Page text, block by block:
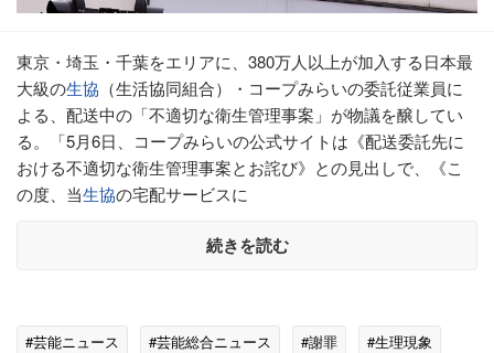
東京・埼玉・千葉をエリアに、380万人以上が加入する日本最
大級の生協 （生活協同組合）・コープみらいの委託従業員に
よる、配送中の「不適切な衛生管理事案」が物議を醸してい
る。「5月6日、コープみらいの公式サイトは《配送委託先に
おける不適切な衛生管理事案とお詫び》との見出しで、《こ
の度、当生協の宅配サービスに
続きを読む
#芸能ニュース #芸能総合ニュース #謝罪
#生理現象